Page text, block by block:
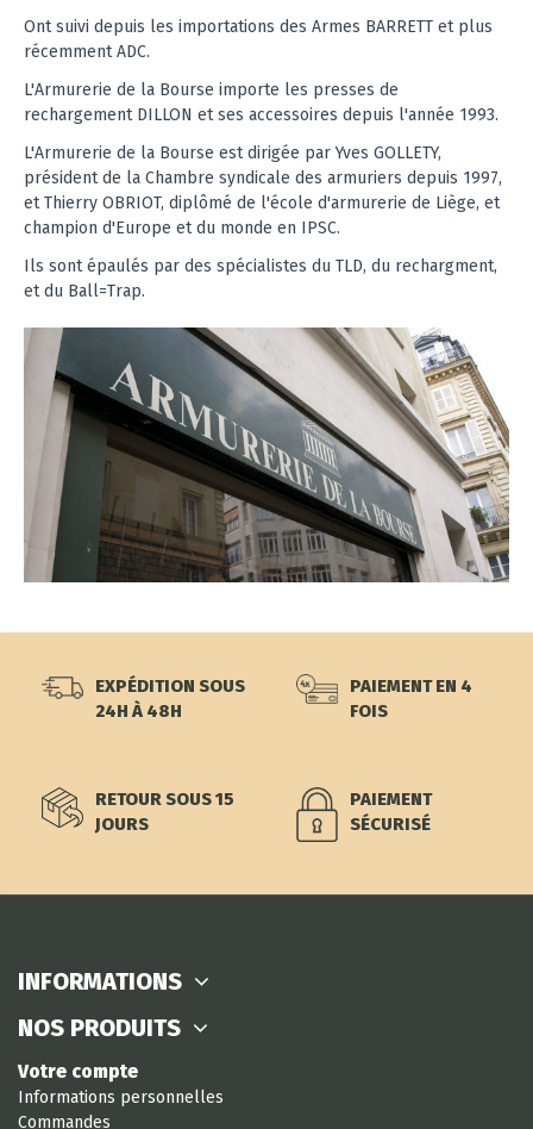
Ont suivi depuis les importations des Armes BARRETT et plus
récemment ADC.
L'Armurerie de la Bourse importe les presses de
rechargement DILLON et ses accessoires depuis l'année 1993.
L'Armurerie de la Bourse est dirigée par Yves GOLLETY,
président de la Chambre syndicale des armuriers depuis 1997,
et Thierry OBRIOT, diplômé de l'école d'armurerie de Liège, et
champion d'Europe et du monde en IPSC.
Ils sont épaulés par des spécialistes du TLD, du rechargment,
et du Ball=Trap.
EXPÉDITION SOUS
24H À 48H
PAIEMENT EN 4
FOIS
RETOUR SOUS 15
JOURS
PAIEMENT
SÉCURISÉ
INFORMATIONS
NOS PRODUITS
Votre compte
Informations personnelles
Commandes